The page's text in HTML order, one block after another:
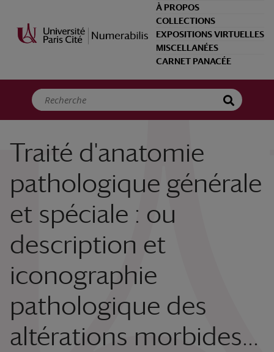
À PROPOS
COLLECTIONS
EXPOSITIONS VIRTUELLES
MISCELLANÉES
CARNET PANACÉE
Traité d'anatomie
pathologique générale
et spéciale : ou
description et
iconographie
pathologique des
altérations morbides...